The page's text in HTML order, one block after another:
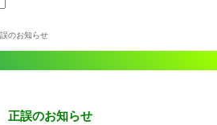
のお知らせ
誤のお知らせ